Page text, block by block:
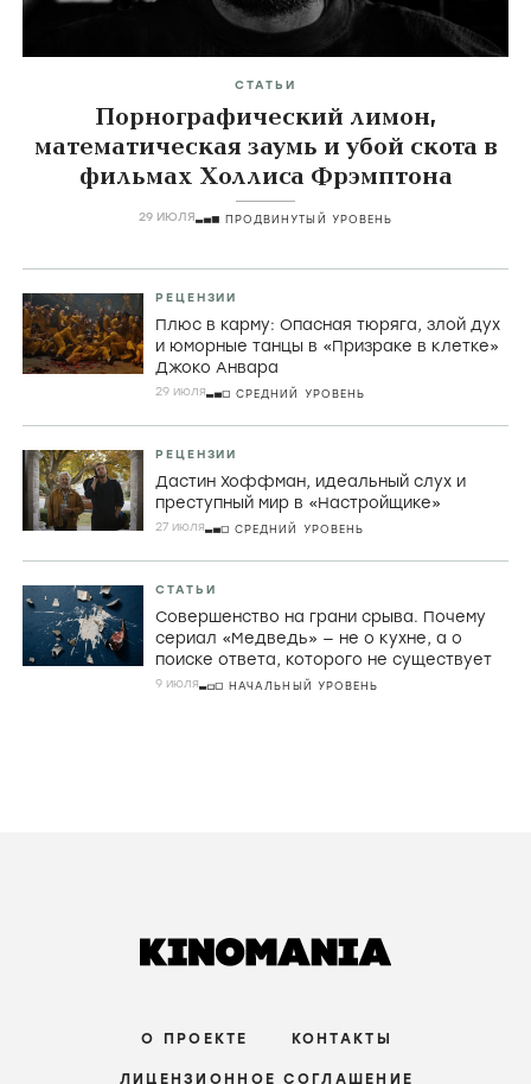
СТАТЬИ
Порнографический лимон,
математическая заумь и убой скота в
фильмах Холлиса Фрэмптона
29 ИЮЛЯ ПРОДВИНУТЫЙ УРОВЕНЬ
РЕЦЕНЗИИ
Плюс в карму: Опасная тюряга, злой дух
и юморные танцы в «Призраке в клетке»
Джоко Анвара
29 июля СРЕДНИЙ УРОВЕНЬ
РЕЦЕНЗИИ
Дастин Хоффман, идеальный слух и
преступный мир в «Настройщике»
27 июля СРЕДНИЙ УРОВЕНЬ
СТАТЬИ
Совершенство на грани срыва. Почему
сериал «Медведь» — не о кухне, а о
поиске ответа, которого не существует
9 июля НАЧАЛЬНЫЙ УРОВЕНЬ
О ПРОЕКТЕ КОНТАКТЫ
ЛИЦЕНЗИОННОЕ СОГЛАШЕНИЕ